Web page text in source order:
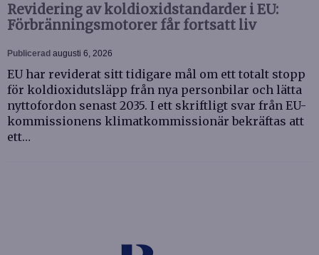
Revidering av koldioxidstandarder i EU:
Förbränningsmotorer får fortsatt liv
Publicerad augusti 6, 2026
EU har reviderat sitt tidigare mål om ett totalt stopp
för koldioxidutsläpp från nya personbilar och lätta
nyttofordon senast 2035. I ett skriftligt svar från EU-
kommissionens klimatkommissionär bekräftas att
ett…